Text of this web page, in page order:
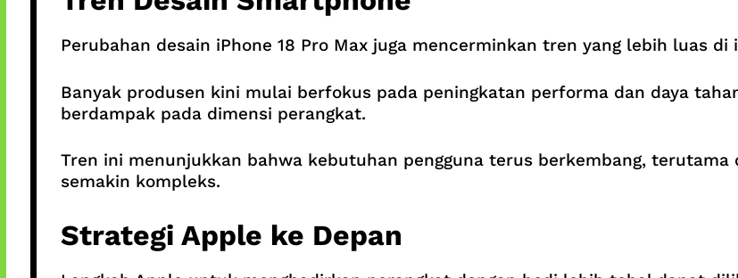
Perubahan desain iPhone 18 Pro Max juga mencerminkan tren yang lebih luas
Banyak produsen kini mulai berfokus pada peningkatan performa dan daya
berdampak pada dimensi perangkat.
Tren ini menunjukkan bahwa kebutuhan pengguna terus berkembang, terutama
semakin kompleks.
Strategi Apple ke Depan